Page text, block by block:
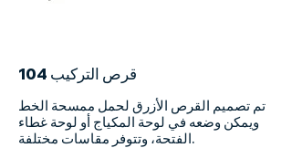
104 قرص التركيب
تم تصميم القرص الأزرق لحمل ممسحة الخط
ويمكن وضعه في لوحة المكياج أو لوحة غطاء
الفتحة، وتتوفر مقاسات مختلفة.